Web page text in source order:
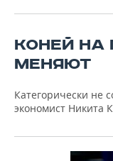
КОНЕЙ НА
МЕНЯЮТ
Категорически не
экономист Никита